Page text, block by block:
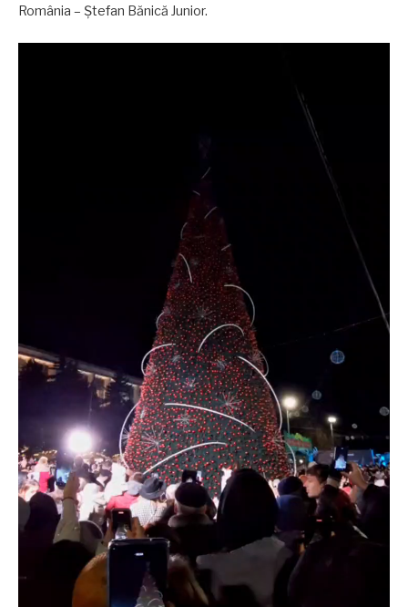
România – Ștefan Bănică Junior.